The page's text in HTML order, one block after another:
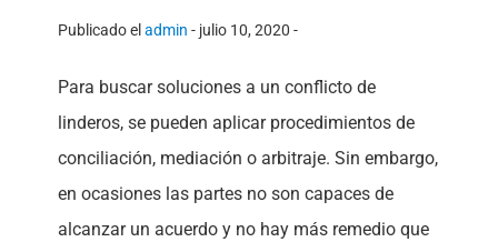
Publicado el admin - julio 10, 2020 -
Para buscar soluciones a un conflicto de
linderos, se pueden aplicar procedimientos de
conciliación, mediación o arbitraje. Sin embargo,
en ocasiones las partes no son capaces de
alcanzar un acuerdo y no hay más remedio que